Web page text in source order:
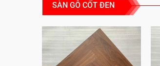
1
Mercury
3
SÀN GỖ CỐT ĐEN